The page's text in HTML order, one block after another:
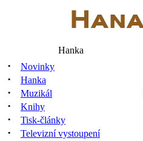
Hanka
· Novinky
· Hanka
· Muzikál
· Knihy
· Tisk-články
·
Televizní vystoupení